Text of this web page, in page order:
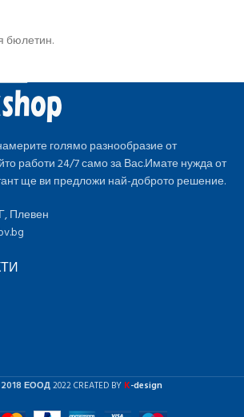
бюлетин.
голямо разнообразие от
работи 24/7 само за Вас.Имате нужда от
ще ви предложи най-доброто решение.
Плевен
2018 ЕООД2022 CREATED BY K-design